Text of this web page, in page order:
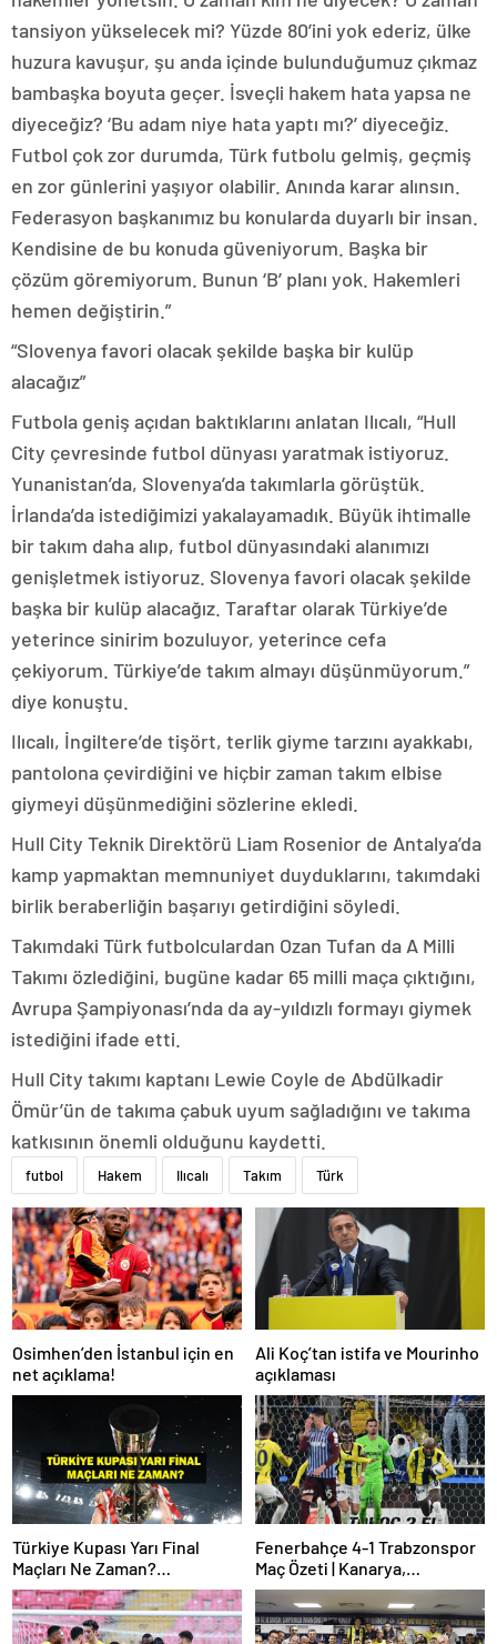
tansiyon yükselecek mi? Yüzde 80’ini yok ederiz, ülke
huzura kavuşur, şu anda içinde bulunduğumuz çıkmaz
bambaşka boyuta geçer. İsveçli hakem hata yapsa ne
diyeceğiz? ‘Bu adam niye hata yaptı mı?’ diyeceğiz.
Futbol çok zor durumda, Türk futbolu gelmiş, geçmiş
en zor günlerini yaşıyor olabilir. Anında karar alınsın.
Federasyon başkanımız bu konularda duyarlı bir insan.
Kendisine de bu konuda güveniyorum. Başka bir
çözüm göremiyorum. Bunun ‘B’ planı yok. Hakemleri
hemen değiştirin.”
“Slovenya favori olacak şekilde başka bir kulüp
alacağız”
Futbola geniş açıdan baktıklarını anlatan Ilıcalı, “Hull
City çevresinde futbol dünyası yaratmak istiyoruz.
Yunanistan’da, Slovenya’da takımlarla görüştük.
İrlanda’da istediğimizi yakalayamadık. Büyük ihtimalle
bir takım daha alıp, futbol dünyasındaki alanımızı
genişletmek istiyoruz. Slovenya favori olacak şekilde
başka bir kulüp alacağız. Taraftar olarak Türkiye’de
yeterince sinirim bozuluyor, yeterince cefa
çekiyorum. Türkiye’de takım almayı düşünmüyorum.”
diye konuştu.
Ilıcalı, İngiltere’de tişört, terlik giyme tarzını ayakkabı,
pantolona çevirdiğini ve hiçbir zaman takım elbise
giymeyi düşünmediğini sözlerine ekledi.
Hull City Teknik Direktörü Liam Rosenior de Antalya’da
kamp yapmaktan memnuniyet duyduklarını, takımdaki
birlik beraberliğin başarıyı getirdiğini söyledi.
Takımdaki Türk futbolculardan Ozan Tufan da A Milli
Takımı özlediğini, bugüne kadar 65 milli maça çıktığını,
Avrupa Şampiyonası’nda da ay-yıldızlı formayı giymek
istediğini ifade etti.
Hull City takımı kaptanı Lewie Coyle de Abdülkadir
Ömür’ün de takıma çabuk uyum sağladığını ve takıma
katkısının önemli olduğunu kaydetti.
futbol Hakem Ilıcalı Takım Türk
Osimhen’den İstanbul için en
net açıklama!
Ali Koç’tan istifa ve Mourinho
açıklaması
Türkiye Kupası Yarı Final
Maçları Ne Zaman?
Galatasaray’ın Rakibi Kim?
Trabzonspor’un Rakibi Kim?
ZTK Yarı Finalistler Belli Oldu
Fenerbahçe 4-1 Trabzonspor
Maç Özeti | Kanarya,
Galatasaray’la farkı azalttı